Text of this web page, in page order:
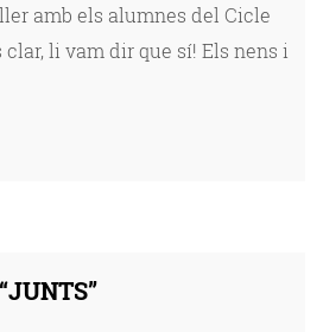
amb els alumnes del Cicle
clar, li vam dir que sí! Els nens i